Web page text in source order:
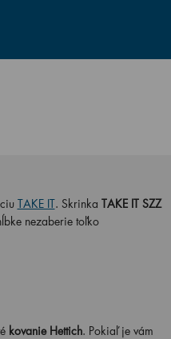
TAKE IT. Skrinka TAKE IT SZZ
nezaberie toľko
kovanie Hettich. Pokiaľ je vám